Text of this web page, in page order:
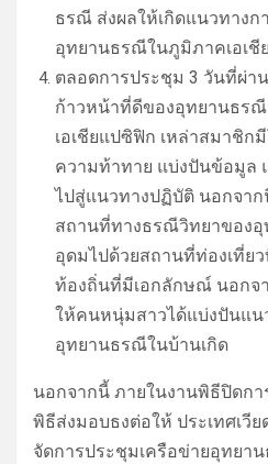
ธรณี ส่งผลให้เกิดแนวทาง
อุทยานธรณีในภูมิภาคเอเชี
ตลอดการประชุม 3 วันที่ผ่า
ก้าวหน้าที่ดีของอุทยานธร
เอเชียแปซิฟิก เหล่าสมาชิก
ความท้าทาย แบ่งปันข้อมูล
ไปสู่แนวทางปฏิบัติ นอกจา
สถานที่ทางธรณีวิทยาของ
อุดมไปด้วยสถานที่ท่องเที่ย
ท้องถิ่นที่มีเอกลักษณ์ นอกจา
ให้คนหนุ่มสาวได้แบ่งปันแ
อุทยานธรณีในบ้านเกิด
นอกจากนี้ ภายในงานพิธีปิดกา
พิธีส่งมอบธงต่อให้ ประเทศเวี
จัดการประชุมเครือข่ายอุทยา